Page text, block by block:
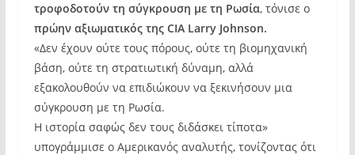
τροφοδοτούν τη σύγκρουση με τη Ρωσία, τόνισε ο
πρώην αξιωματικός της CIA Larry Johnson.
«Δεν έχουν ούτε τους πόρους, ούτε τη βιομηχανική
βάση, ούτε τη στρατιωτική δύναμη, αλλά
εξακολουθούν να επιδιώκουν να ξεκινήσουν μια
σύγκρουση με τη Ρωσία.
Η ιστορία σαφώς δεν τους διδάσκει τίποτα»
υπογράμμισε ο Αμερικανός αναλυτής, τονίζοντας ότι